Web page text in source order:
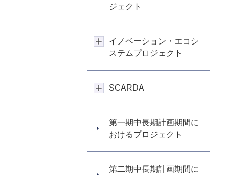
ジェクト
イノベーション・エコシ
ステムプロジェクト
SCARDA
第一期中長期計画期間に
おけるプロジェクト
第二期中長期計画期間に